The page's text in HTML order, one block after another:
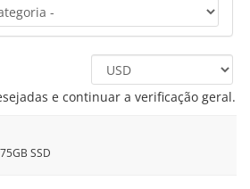
e continuar a verificação geral.
SSD